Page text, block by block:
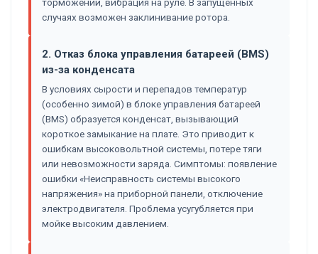
случаях возможен заклинивание ротора.
2. Отказ блока управления батареей (BMS)
из-за конденсата
В условиях сырости и перепадов температур
(особенно зимой) в блоке управления батареей
(BMS) образуется конденсат, вызывающий
короткое замыкание на плате. Это приводит к
ошибкам высоковольтной системы, потере тяги
или невозможности заряда. Симптомы: появление
ошибки «Неисправность системы высокого
напряжения» на приборной панели, отключение
электродвигателя. Проблема усугубляется при
мойке высоким давлением.